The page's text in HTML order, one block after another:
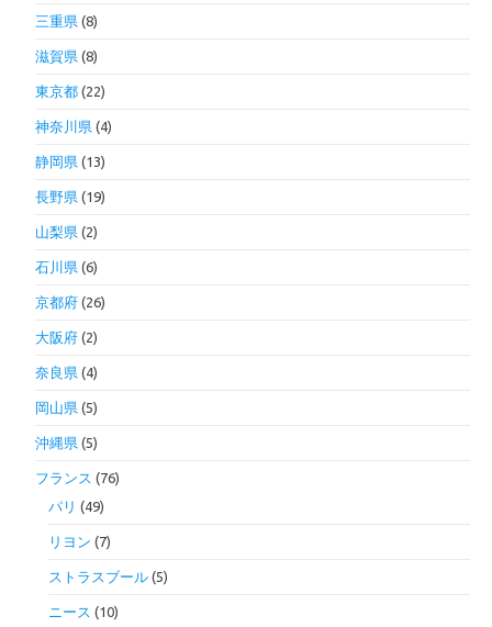
三重県 (8)
滋賀県 (8)
東京都 (22)
神奈川県 (4)
静岡県 (13)
長野県 (19)
山梨県 (2)
石川県 (6)
京都府 (26)
大阪府 (2)
奈良県 (4)
岡山県 (5)
沖縄県 (5)
フランス (76)
パリ (49)
リヨン (7)
ストラスブール (5)
ニース (10)